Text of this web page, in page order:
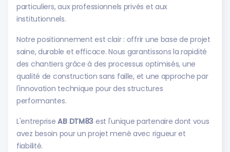
particuliers, aux professionnels privés et aux
institutionnels.
​Notre positionnement est clair : offrir une base de projet
saine, durable et efficace. Nous garantissons la rapidité
des chantiers grâce à des processus optimisés, une
qualité de construction sans faille, et une approche par
l'innovation technique pour des structures
performantes.
L'entreprise AB DTM83 est l'unique partenaire dont vous
avez besoin pour un projet mené avec rigueur et
fiabilité.